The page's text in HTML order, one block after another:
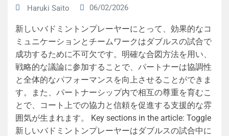
Haruki Saito 06/02/2026
新しいバドミントンプレーヤーにとって、効果的なコ
ミュニケーションとチームワークはダブルスの試合で
成功するために不可欠です。明確な合図方法を用い、
戦略的な議論に参加することで、パートナーは協調性
と全体的なパフォーマンスを向上させることができま
す。また、パートナーシップ内で相互の尊重を育むこ
とで、コート上での協力と信頼を促進する支援的な雰
囲気が生まれます。 Key sections in the article: Toggle
新しいバドミントンプレーヤーはダブルスの試合中に